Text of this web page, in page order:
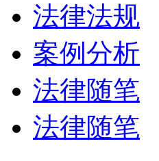
法律法规
案例分析
法律随笔
法律随笔